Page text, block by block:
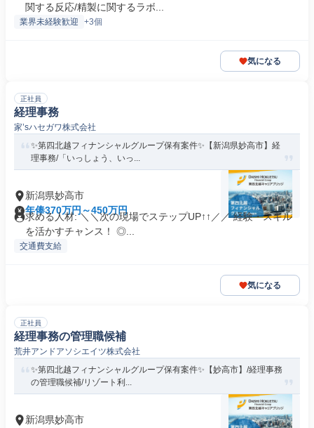
関する反応/精製に関するラボ...
業界未経験歓迎 +3個
気になる
正社員
経理事務
家’sハセガワ株式会社
✨️第四北越フィナンシャルグループ保有案件✨️【新潟県妙高市】経
理事務/「いっしょう、いっ...
新潟県妙高市
年俸370万円～450万円
求める人材: ＼＼次の現場でステップUP↑↑／／ 経験・スキル
を活かすチャンス！ ◎...
交通費支給
気になる
正社員
経理事務の管理職候補
荒井アンドアソシエイツ株式会社
✨️第四北越フィナンシャルグループ保有案件✨️【妙高市】/経理事務
の管理職候補/リゾート利...
新潟県妙高市